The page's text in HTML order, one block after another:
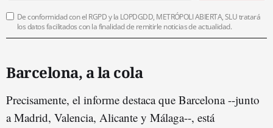
De conformidad con el RGPD y la LOPDGDD, METRÓPOLI ABIERTA, SLU tratará
los datos facilitados con la finalidad de remitirle noticias de actualidad.
Barcelona, a la cola
Precisamente, el informe destaca que Barcelona --junto
a Madrid, Valencia, Alicante y Málaga--, está